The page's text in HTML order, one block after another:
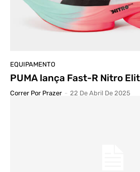
EQUIPAMENTO
PUMA lança Fast-R Nitro
Correr Por Prazer - 22 De Abril De 2025